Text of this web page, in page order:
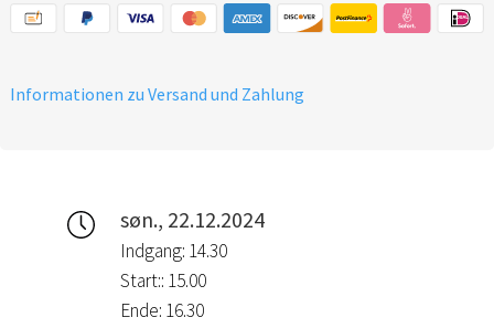
Informationen zu Versand und Zahlung
søn., 22.12.2024
Indgang: 14.30
Start:: 15.00
Ende: 16.30